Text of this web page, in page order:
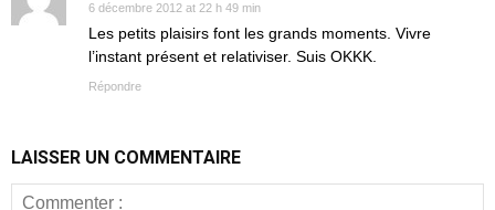
6 décembre 2012 at 22 h 49 min
Les petits plaisirs font les grands moments. Vivre
l’instant présent et relativiser. Suis OKKK.
Répondre
LAISSER UN COMMENTAIRE